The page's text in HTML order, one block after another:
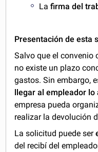
La firma del
Presentación de esta
Salvo que el convenio
no existe un plazo
gastos. Sin embargo,
llegar al empleador lo
empresa pueda
realizar la devolución
La solicitud puede ser
del recibí del